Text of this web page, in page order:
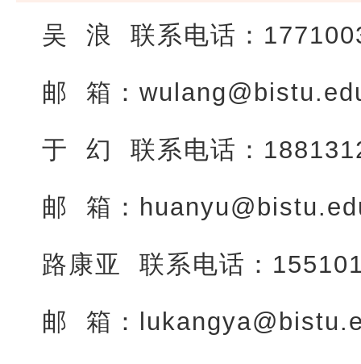
吴 浪 联系电话：
邮 箱：
于 幻 联系电话：
邮 箱：
路康亚 联系电话：
邮 箱：